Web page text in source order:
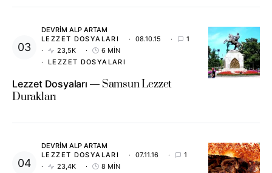
DEVRIM ALP ARTAM
LEZZET DOSYALARI
08.10.15
1
23,5K
6 MIN
LEZZET DOSYALARI
Lezzet Dosyaları
Samsun Lezzet
Durakları
DEVRIM ALP ARTAM
LEZZET DOSYALARI
07.11.16
1
23,4K
8 MIN